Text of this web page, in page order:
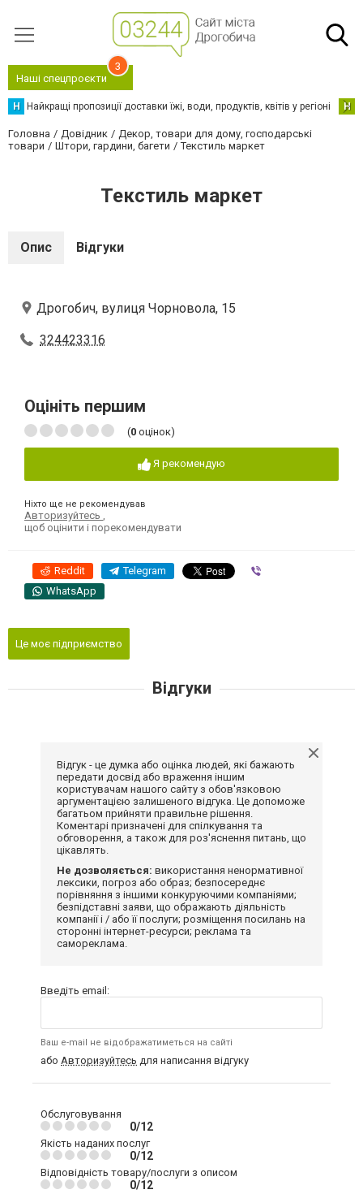
Наші спецпроєкти
3
Н Найкращі пропозиції доставки їжі, води, продуктів, квітів у регіоні Н
Головна Довідник
Декор, товари для дому, господарські
товари
Штори, гардини, багети Текстиль маркет
Текстиль маркет
Опис Відгуки
Дрогобич, вулиця Чорновола, 15
324423316
Оцініть першим
(0 оцінок)
Я рекомендую
Ніхто ще не рекомендував
Авторизуйтесь
щоб оцінити і порекомендувати
Reddit Telegram
WhatsApp
Це моє підприємство
Відгуки
Відгук - це думка або оцінка людей, які бажають
передати досвід або враження іншим
користувачам нашого сайту з обов'язковою
аргументацією залишеного відгука. Це допоможе
багатьом прийняти правильне рішення.
Коментарі призначені для спілкування та
обговорення, а також для роз'яснення питань, що
цікавлять.
Не дозволяється: використання ненормативної
лексики, погроз або образ; безпосереднє
порівняння з іншими конкуруючими компаніями;
безпідставні заяви, що ображають діяльність
компанії і / або її послуги; розміщення посилань на
сторонні інтернет-ресурси; реклама та
самореклама.
Введіть email:
Ваш e-mail не відображатиметься на сайті
або Авторизуйтесь для написання відгуку
Обслуговування
0/12
Якість наданих послуг
0/12
Відповідність товару/послуги з описом
0/12